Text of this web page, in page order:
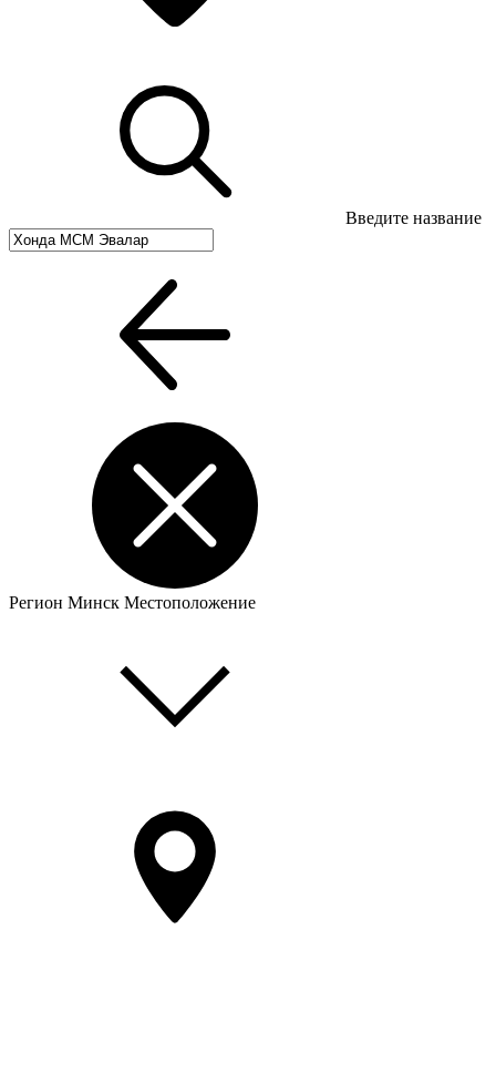
Введите название
Регион Минск Местоположение